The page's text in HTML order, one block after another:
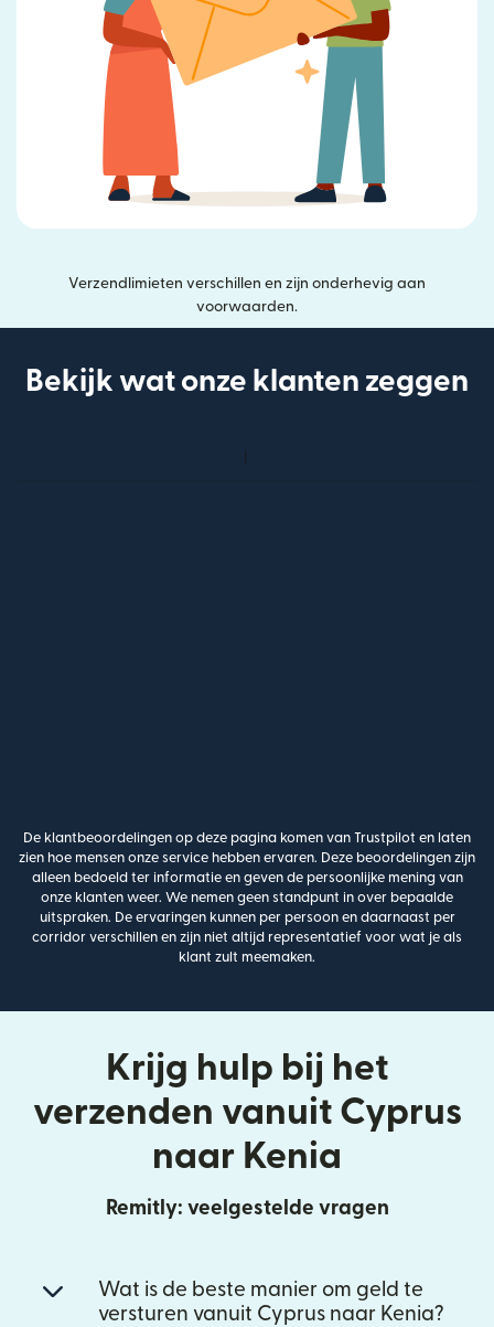
Verzendlimieten verschillen en zijn onderhevig aan
voorwaarden.
Bekijk wat onze klanten zeggen
De klantbeoordelingen op deze pagina komen van Trustpilot en laten
zien hoe mensen onze service hebben ervaren. Deze beoordelingen zijn
alleen bedoeld ter informatie en geven de persoonlijke mening van
onze klanten weer. We nemen geen standpunt in over bepaalde
uitspraken. De ervaringen kunnen per persoon en daarnaast per
corridor verschillen en zijn niet altijd representatief voor wat je als
klant zult meemaken.
Krijg hulp bij het
verzenden vanuit Cyprus
naar Kenia
Remitly: veelgestelde vragen
Wat is de beste manier om geld te
versturen vanuit Cyprus naar Kenia?